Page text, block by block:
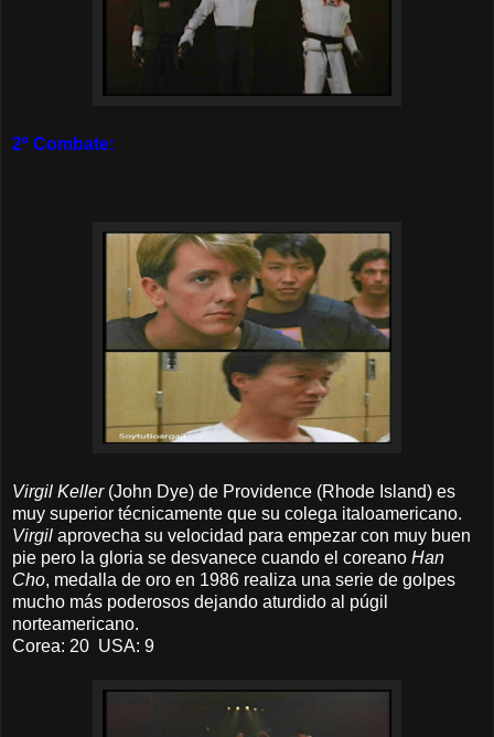
2º Combate:
Virgil Keller (John Dye) de Providence (Rhode Island) es
muy superior técnicamente que su colega italoamericano.
Virgil aprovecha su velocidad para empezar con muy buen
pie pero la gloria se desvanece cuando el coreano Han
Cho, medalla de oro en 1986 realiza una serie de golpes
mucho más poderosos dejando aturdido al púgil
norteamericano.
Corea: 20 USA: 9